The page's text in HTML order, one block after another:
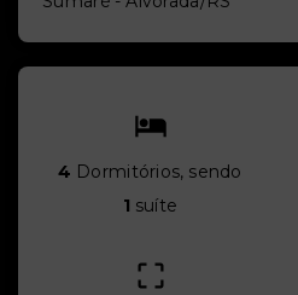
4 Dormitórios, sendo
1 suíte